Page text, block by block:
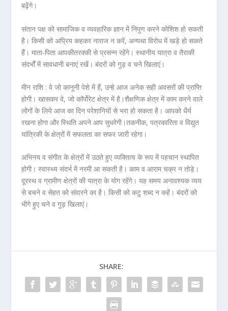
बढ़ेंगे।
संतान पक्ष को सामाजिक व व्यवहारिक ज्ञान में निपुण करने कोशिश हो सकती
है। किसी को अप्रिय कहकर नाराज न करें, अन्यथा विरोध में खड़े हो सकते
हैं। माता-पिता आपकीतरक्की से प्रसन्न रहेंगे। स्थानीय यात्रा व तैराकी
संदर्भों में सावधानी बनाएं रखें। बंदरों को गुड़ व चने खिलाएं।
मीन राशि :वे जो कानूनी पेशे में हैं, उन्हे आज अनेक सही अवसरों की प्राप्ति
होगी। खासकर वे, जो कॉर्पोरेट क्षेत्र में है।शैक्षणिक क्षेत्र में काम करने वाले
लोगों के लिये आज का दिन परेशानियों से भरा हो सकता है। आपको धैर्य
रखना होगा और स्थिति अपने आप सुधरेगी।तकनीक, पत्रकारिता व विद्युत
यांत्रिकी के क्षेत्रों में सफलता का सफर जारी रहेगा।
अभिनय व संगीत के क्षेत्रों में उठते हुए व्यक्तित्व के रूप में पहचान स्थापित
होगी। स्वास्थ्य संदर्भ में नरमी आ सकती है। काम व आराम चक्र न तोड़े।
दूरस्थ व ग्रामीण क्षेत्रों की यात्रा के योग रहेंगे। यह समय अनावश्यक व्यय
से बचने व सेहत को संवारने का है। किसी को कटु शब्द न कहें। बंदरों को
भीगे हुए चने व गुड़ खिलाएं।
SHARE: